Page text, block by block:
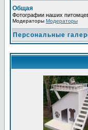
Общая
Фотографии наших
Модераторы Модераторы
Персональные